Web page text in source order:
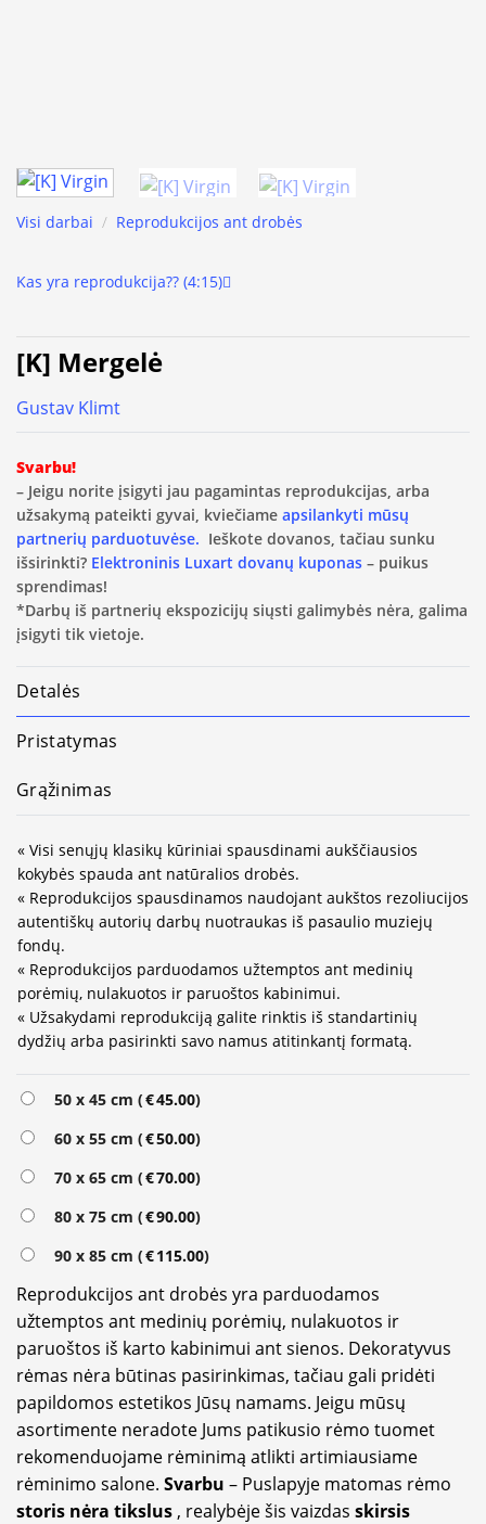
Visi darbai / Reprodukcijos ant drobės
Kas yra reprodukcija?? (4:15)
[K] Mergelė
Gustav Klimt
Svarbu!
– Jeigu norite įsigyti jau pagamintas reprodukcijas, arba
užsakymą pateikti gyvai, kviečiame apsilankyti mūsų
partnerių parduotuvėse. Ieškote dovanos, tačiau sunku
išsirinkti? Elektroninis Luxart dovanų kuponas – puikus
sprendimas!
*Darbų iš partnerių ekspozicijų siųsti galimybės nėra, galima
įsigyti tik vietoje.
Detalės
Pristatymas
Grąžinimas
« Visi senųjų klasikų kūriniai spausdinami aukščiausios
kokybės spauda ant natūralios drobės.
« Reprodukcijos spausdinamos naudojant aukštos rezoliucijos
autentiškų autorių darbų nuotraukas iš pasaulio muziejų
fondų.
« Reprodukcijos parduodamos užtemptos ant medinių
porėmių, nulakuotos ir paruoštos kabinimui.
« Užsakydami reprodukciją galite rinktis iš standartinių
dydžių arba pasirinkti savo namus atitinkantį formatą.
50 x 45 cm (€45.00)
60 x 55 cm (€50.00)
70 x 65 cm (€70.00)
80 x 75 cm (€90.00)
90 x 85 cm (€115.00)
Reprodukcijos ant drobės yra parduodamos
užtemptos ant medinių porėmių, nulakuotos ir
paruoštos iš karto kabinimui ant sienos. Dekoratyvus
rėmas nėra būtinas pasirinkimas, tačiau gali pridėti
papildomos estetikos Jūsų namams. Jeigu mūsų
asortimente neradote Jums patikusio rėmo tuomet
rekomenduojame rėminimą atlikti artimiausiame
rėminimo salone. Svarbu – Puslapyje matomas rėmo
storis nėra tikslus , realybėje šis vaizdas skirsis
Alternative: